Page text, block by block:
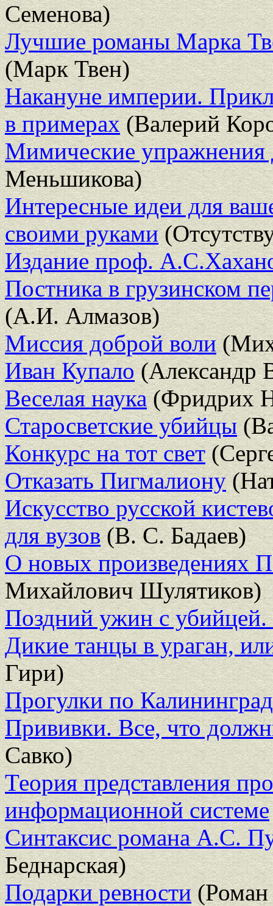
Семенова)
Лучшие романы Марка
(Марк Твен)
Накануне империи.
в примерах(Валерий
Мимические
Меньшикова)
Интересные идеи для
своими руками
Издание проф.
Постника в грузинском
(А.И. Алмазов)
Миссия доброй воли
Иван Купало(Александр
Веселая наука(Фридрих
Старосветские убийцы
Конкурс на тот свет
Отказать Пигмалиону
Искусство русской
для вузов(В. С. Бадаев)
О новых произведениях
Михайлович Шулятиков)
Поздний ужин с убийцей.
Дикие танцы в ураган,
Гири)
Прогулки по
Прививки. Все, что
Савко)
Теория представления
информационной системе
Синтаксис романа А.С.
Беднарская)
Подарки ревности(Роман